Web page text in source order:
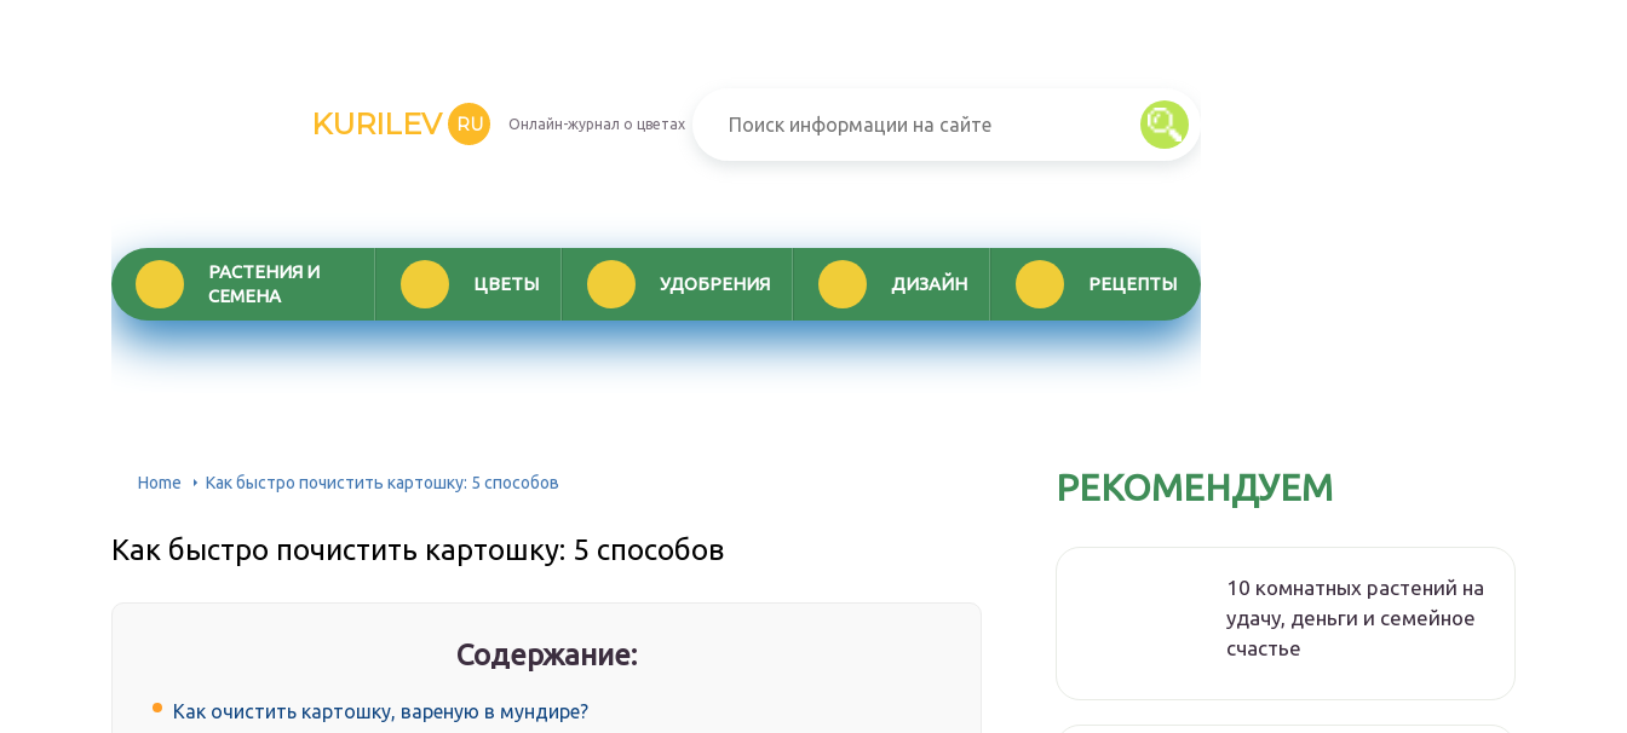
KURILEV RU Онлайн-журнал о цветах
РАСТЕНИЯ И
СЕМЕНА
ЦВЕТЫ УДОБРЕНИЯ ДИЗАЙН РЕЦЕПТЫ
Home Как быстро почистить картошку: 5 способов
Как быстро почистить картошку: 5 способов
Содержание:
Как очистить картошку, вареную в мундире?
РЕКОМЕНДУЕМ
10 комнатных растений на
удачу, деньги и семейное
счастье